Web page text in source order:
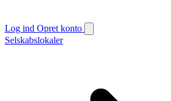
Log ind Opret konto
Selskabslokaler